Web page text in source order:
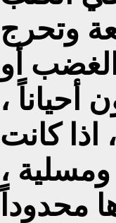
وتحرج
الغضب أو
أحياناً ،
كانت
،
محدوداً